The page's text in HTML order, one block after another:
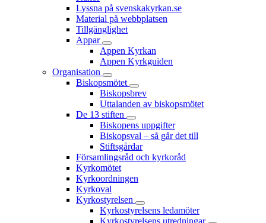
Lyssna på svenskakyrkan.se
Material på webbplatsen
Tillgänglighet
Appar
Appen Kyrkan
Appen Kyrkguiden
Organisation
Biskopsmötet
Biskopsbrev
Uttalanden av biskopsmötet
De 13 stiften
Biskopens uppgifter
Biskopsval – så går det till
Stiftsgårdar
Församlingsråd och kyrkoråd
Kyrkomötet
Kyrkoordningen
Kyrkoval
Kyrkostyrelsen
Kyrkostyrelsens ledamöter
Kyrkostyrelsens utredningar